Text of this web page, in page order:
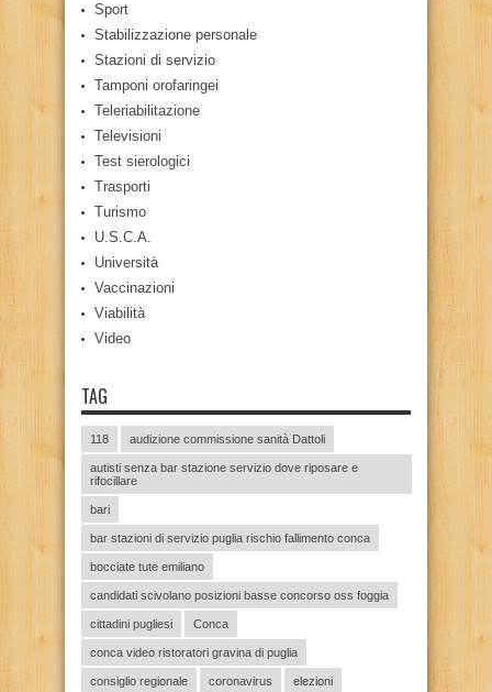
Sport
Stabilizzazione personale
Stazioni di servizio
Tamponi orofaringei
Teleriabilitazione
Televisioni
Test sierologici
Trasporti
Turismo
U.S.C.A.
Università
Vaccinazioni
Viabilità
Video
TAG
118 audizione commissione sanità Dattoli
autisti senza bar stazione servizio dove riposare e
rifocillare
bari
bar stazioni di servizio puglia rischio fallimento conca
bocciate tute emiliano
candidati scivolano posizioni basse concorso oss foggia
cittadini pugliesi Conca
conca video ristoratori gravina di puglia
consiglio regionale coronavirus elezioni